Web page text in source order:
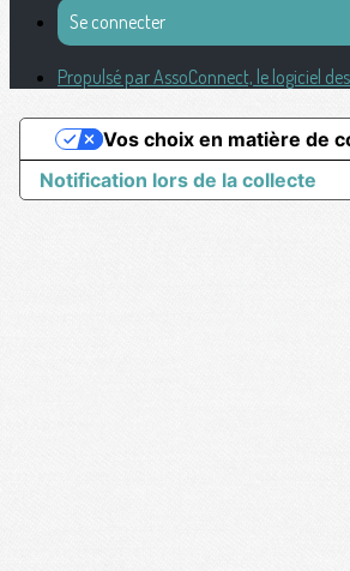
Se connecter
Propulsé par AssoConnect, le logiciel
Notification lors de la collecte
Vos choix en matière de